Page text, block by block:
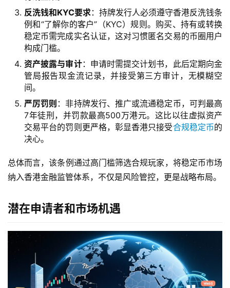
反洗钱和KYC要求：持牌发行人必须遵守香港反洗钱条
例和“了解你的客户”（KYC）规则。购买、持有或转换
稳定币需完成实名认证，这对习惯匿名交易的币圈用户
构成门槛。
资产披露与审计：申请时需提交计划书，此后定期向金
管局报告现金流记录，并接受第三方审计，无模糊空
间。
严厉罚则 ：非持牌发行、推广或流通稳定币，可判最高
7年徒刑，并罚款最高500万港元。这比以往虚拟资产
交易平台的罚则更严格，彰显香港只接受合规稳定币的
决心。
总体而言，该条例通过高门槛筛选合规玩家，将稳定币市场
纳入香港金融监管体系，不仅是风险管控，更是战略布局。
潜在申请者和市场机遇